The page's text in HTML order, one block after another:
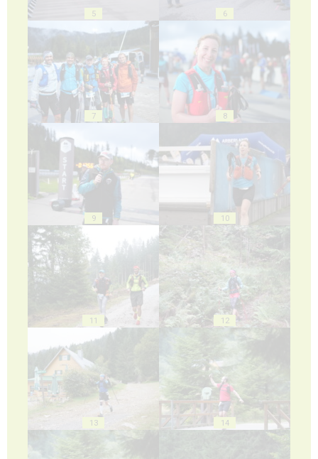
5 6
7 8
9 10
11 12
13 14